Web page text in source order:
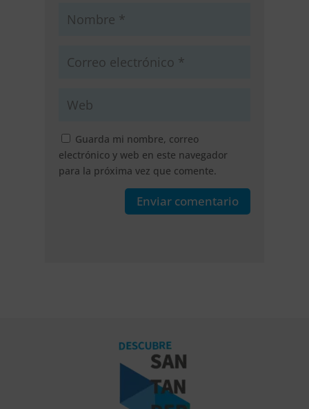
Guarda mi nombre, correo
electrónico y web en este navegador
para la próxima vez que comente.
Enviar comentario